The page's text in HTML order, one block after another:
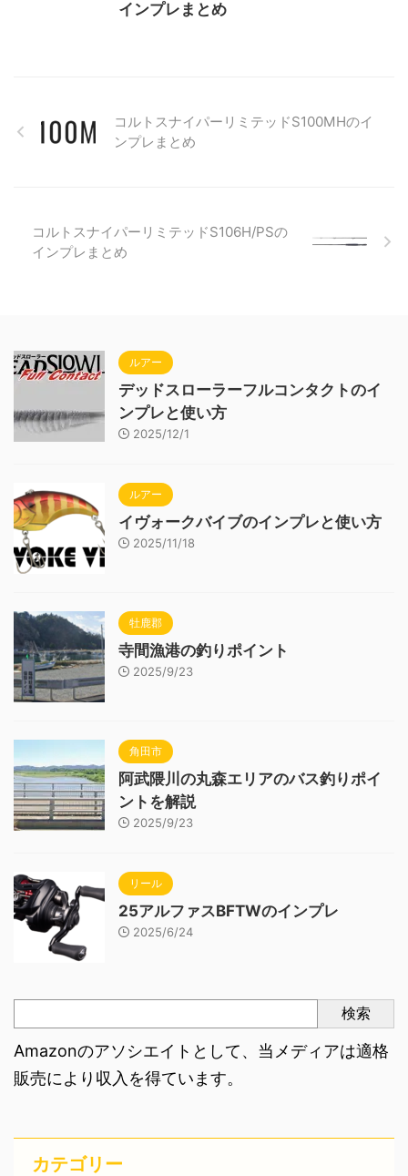
インプレまとめ
コルトスナイパーリミテッドS100MHのイ
ンプレまとめ
コルトスナイパーリミテッドS106H/PSの
インプレまとめ
ルアー
デッドスローラーフルコンタクトのイ
ンプレと使い方
2025/12/1
ルアー
イヴォークバイブのインプレと使い方
2025/11/18
牡鹿郡
寺間漁港の釣りポイント
2025/9/23
角田市
阿武隈川の丸森エリアのバス釣りポイ
ントを解説
2025/9/23
リール
25アルファスBFTWのインプレ
2025/6/24
検索
Amazonのアソシエイトとして、当メディアは適格
販売により収入を得ています。
カテゴリー